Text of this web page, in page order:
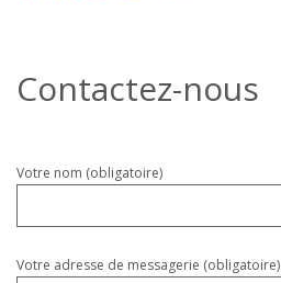
Contactez-nous
Veuillez
vide.
Votre nom (obligatoire)
Votre adresse de messagerie (obligatoire)